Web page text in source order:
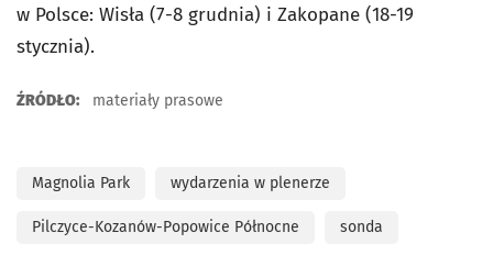
w Polsce: Wisła (7-8 grudnia) i Zakopane (18-19
stycznia).
ŹRÓDŁO: materiały prasowe
Magnolia Park wydarzenia w plenerze
Pilczyce-Kozanów-Popowice Północne sonda